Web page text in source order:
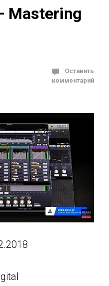
Mastering
Оставить
комментарий